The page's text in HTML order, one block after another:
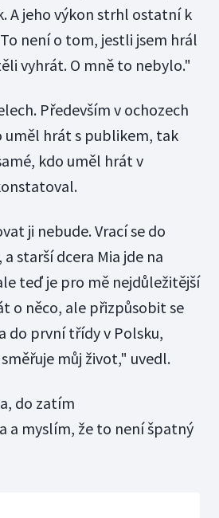
A jeho výkon strhl ostatní k
není o tom, jestli jsem hrál
vyhrát. O mně to nebylo."
Především v ochozech
uměl hrát s publikem, tak
kdo uměl hrát v
ji nebude. Vrací se do
starší dcera Mia jde na
teď je pro mě nejdůležitější
o něco, ale přizpůsobit se
do první třídy v Polsku,
můj život," uvedl.
do zatím
a myslím, že to není špatný